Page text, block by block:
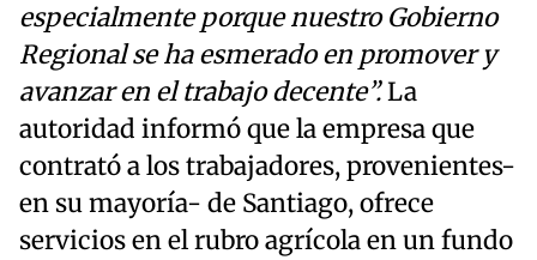
especialmente porque nuestro Gobierno
Regional se ha esmerado en promover y
avanzar en el trabajo decente”.La
autoridad informó que la empresa que
contrató a los trabajadores, provenientes-
en su mayoría- de Santiago, ofrece
servicios en el rubro agrícola en un fundo